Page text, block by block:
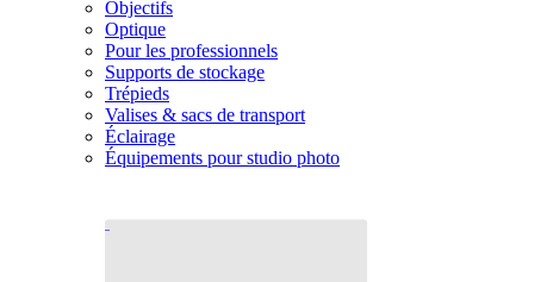
Objectifs
Optique
Pour les professionnels
Supports de stockage
Trépieds
Valises & sacs de transport
Éclairage
Équipements pour studio photo